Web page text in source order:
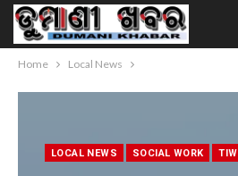
Home Local News
LOCAL NEWS SOCIAL WORK